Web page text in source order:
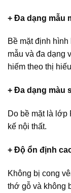
+ Đa dạng mẫu
Bề mặt định
mẫu và đa dạng
hiếm theo thị
+ Đa dạng màu
Do bề mặt là lớp
kế nội thất.
+ Độ ổn định
Không bị cong
thớ gỗ và không